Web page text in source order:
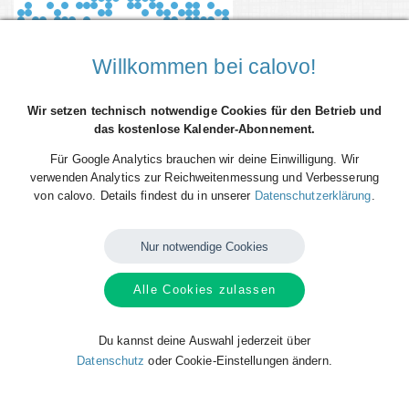
Du willst alle Spieltermine von BBC Rendsburg Twisters direkt als
Smartphone, Tablet oder Desktop-PC integrieren? Kein Problem mit den
Das Beste daran: sobald neue Spieltermine angelegt oder geändert
dem kostenlosen Abonnieren nie wieder etwas tun. Alle Termine einzeln
und mühsam einzutragen gehört also der Vergangenheit an. Los geht´s!
Willkommen bei calovo!
Wir setzen technisch notwendige Cookies für den Betrieb und
das kostenlose Kalender-Abonnement.
Für Google Analytics brauchen wir deine Einwilligung. Wir
verwenden Analytics zur Reichweitenmessung und Verbesserung
von calovo. Details findest du in unserer Datenschutzerklärung.
Nur notwendige Cookies
Alle Cookies zulassen
Du kannst deine Auswahl jederzeit über
Datenschutz oder Cookie-Einstellungen ändern.